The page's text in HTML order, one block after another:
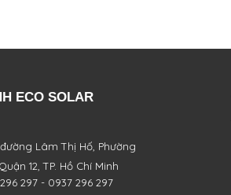
ECO SOLAR
Lâm Thị Hố, Phường
12, TP. Hồ Chí Minh
297 - 0937 296 297